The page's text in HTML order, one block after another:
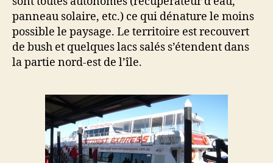
panneau solaire, etc.) ce qui dénature le moins
possible le paysage. Le territoire est recouvert
de bush et quelques lacs salés s’étendent dans
la partie nord-est de l’île.